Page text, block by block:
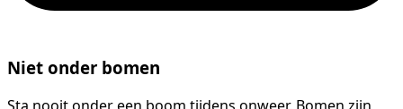
Niet onder bomen